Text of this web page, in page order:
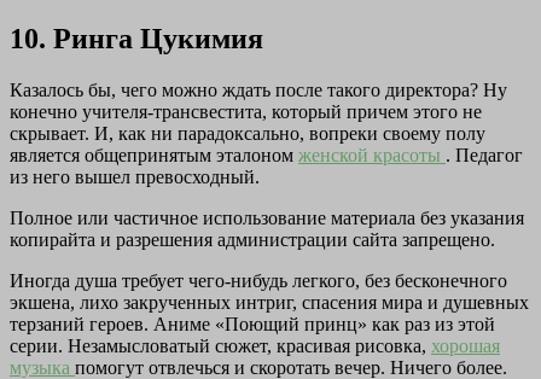
10. Ринга Цукимия
Казалось бы, чего можно ждать после такого директора? Ну
конечно учителя-трансвестита, который причем этого не
скрывает. И, как ни парадоксально, вопреки своему полу
является общепринятым эталоном женской красоты . Педагог
из него вышел превосходный.
Полное или частичное использование материала без указания
копирайта и разрешения администрации сайта запрещено.
Иногда душа требует чего-нибудь легкого, без бесконечного
экшена, лихо закрученных интриг, спасения мира и душевных
терзаний героев. Аниме «Поющий принц» как раз из этой
серии. Незамысловатый сюжет, красивая рисовка, хорошая
музыка помогут отвлечься и скоротать вечер. Ничего более.